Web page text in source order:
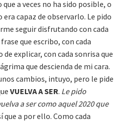
que a veces no ha sido posible, o
capaz de observarlo. Le pido
seguir disfrutando con cada
que escribo, con cada
explicar, con cada sonrisa que
que descienda de mi cara.
cambios, intuyo, pero le pide
VUELVA A SER. Le pido
a ser como aquel 2020 que
que a por ello. Como cada